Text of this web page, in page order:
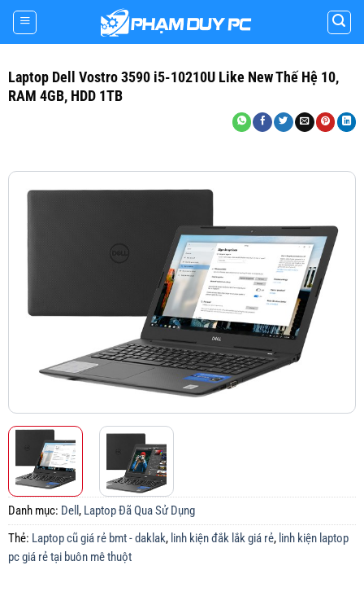
Skip
content
Laptop Dell Vostro 3590 i5-10210U Like New Thế Hệ 10,
RAM 4GB, HDD 1TB
Danh mục: Dell , Laptop Đã Qua Sử Dụng
Thẻ: Laptop cũ giá rẻ bmt - daklak, linh kiện đắk lắk giá rẻ, linh kiện laptop
pc giá rẻ tại buôn mê thuột